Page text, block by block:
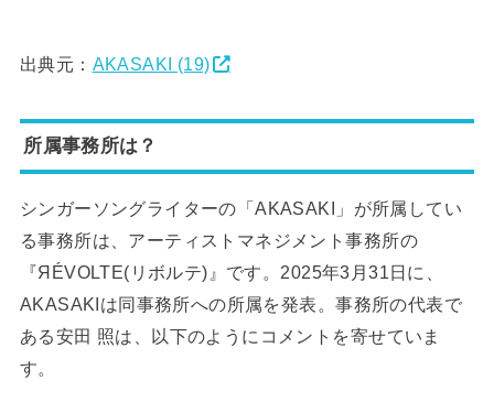
出典元： AKASAKI (19)
所属事務所は？
シンガーソングライターの「AKASAKI」が所属してい
る事務所は、アーティストマネジメント事務所の
『ЯÉVOLTE(リボルテ)』です。2025年3月31日に、
AKASAKIは同事務所への所属を発表。事務所の代表で
ある安田 照は、以下のようにコメントを寄せていま
す。